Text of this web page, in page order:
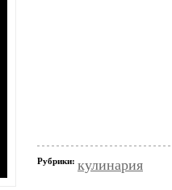
Рубрики: кулинария